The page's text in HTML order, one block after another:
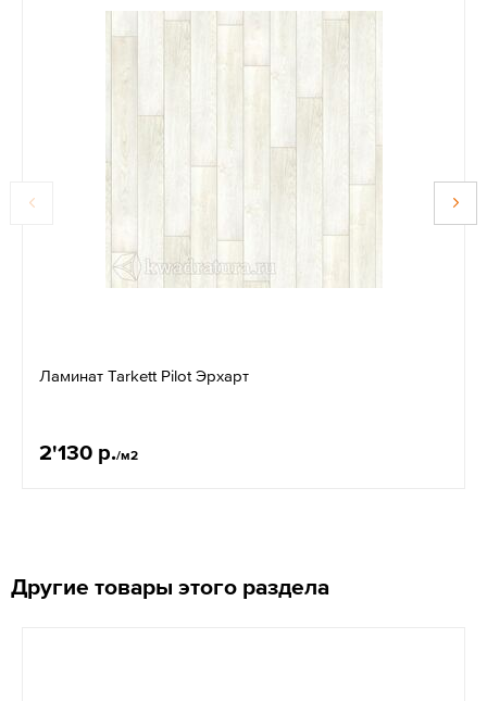
Ламинат Tarkett Pilot Эрхарт
2'130 р./м2
Другие товары этого раздела